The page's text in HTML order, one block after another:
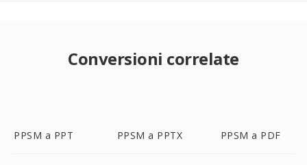
Conversioni correlate
PPSM a PPT PPSM a PPTX PPSM a PDF